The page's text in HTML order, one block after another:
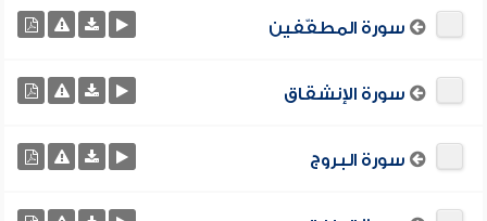
سورة المطفّفين
سورة الإنشقاق
سورة البروج